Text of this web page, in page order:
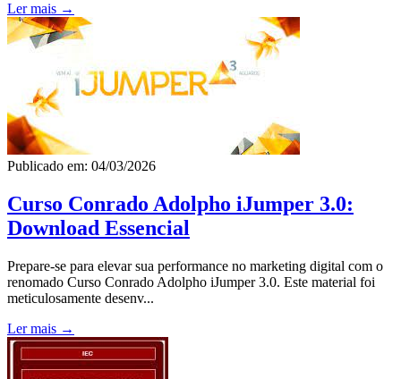
Ler mais →
Publicado em: 04/03/2026
Curso Conrado Adolpho iJumper 3.0:
Download Essencial
Prepare-se para elevar sua performance no marketing digital com o
renomado Curso Conrado Adolpho iJumper 3.0. Este material foi
meticulosamente desenv...
Ler mais →